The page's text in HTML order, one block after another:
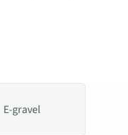
E-gravel